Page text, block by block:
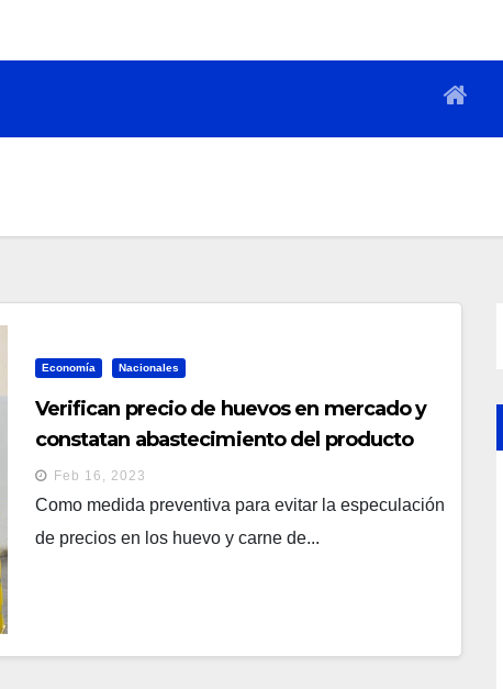
Economía Nacionales
Verifican precio de huevos en mercado y
constatan abastecimiento del producto
Feb 16, 2023
Como medida preventiva para evitar la especulación
de precios en los huevo y carne de...